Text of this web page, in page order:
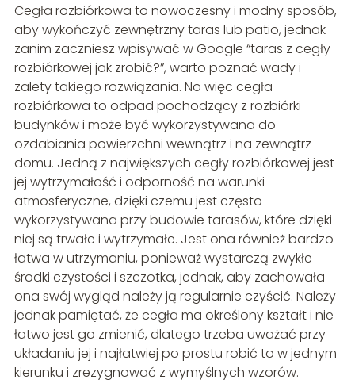
Cegła rozbiórkowa to nowoczesny i modny sposób,
aby wykończyć zewnętrzny taras lub patio, jednak
zanim zaczniesz wpisywać w Google “taras z cegły
rozbiórkowej jak zrobić?”, warto poznać wady i
zalety takiego rozwiązania. No więc cegła
rozbiórkowa to odpad pochodzący z rozbiórki
budynków i może być wykorzystywana do
ozdabiania powierzchni wewnątrz i na zewnątrz
domu. Jedną z największych cegły rozbiórkowej jest
jej wytrzymałość i odporność na warunki
atmosferyczne, dzięki czemu jest często
wykorzystywana przy budowie tarasów, które dzięki
niej są trwałe i wytrzymałe. Jest ona również bardzo
łatwa w utrzymaniu, ponieważ wystarczą zwykłe
środki czystości i szczotka, jednak, aby zachowała
ona swój wygląd należy ją regularnie czyścić. Należy
jednak pamiętać, że cegła ma określony kształt i nie
łatwo jest go zmienić, dlatego trzeba uważać przy
układaniu jej i najłatwiej po prostu robić to w jednym
kierunku i zrezygnować z wymyślnych wzorów.